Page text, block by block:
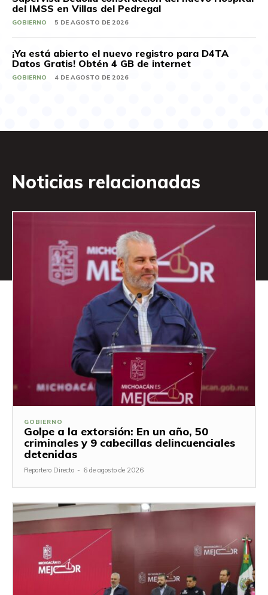
del IMSS en Villas del Pedregal
GOBIERNO 5 DE AGOSTO DE 2026
¡Ya está abierto el nuevo registro para D4TA
Datos Gratis! Obtén 4 GB de internet
GOBIERNO 4 DE AGOSTO DE 2026
Noticias relacionadas
GOBIERNO
Golpe a la extorsión: En un año, 50
criminales y 9 cabecillas delincuenciales
detenidas
Reportero Directo - 6 de agosto de 2026